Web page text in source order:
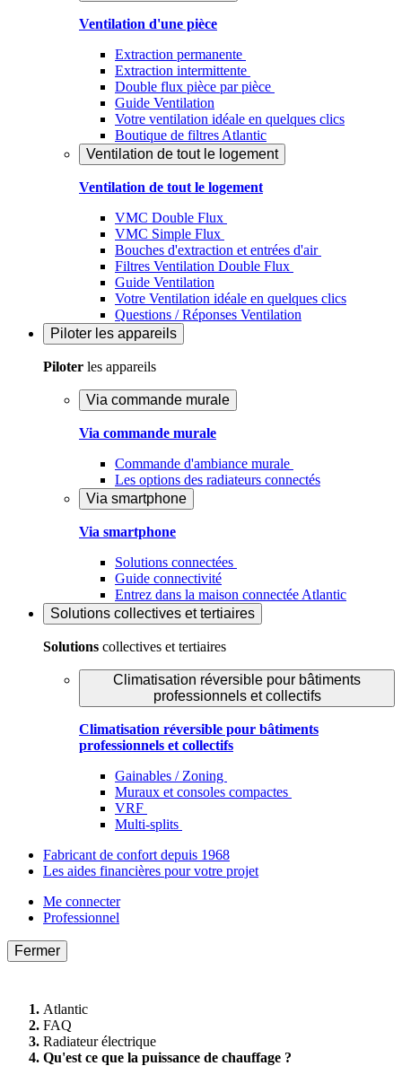
Ventilation d'une pièce
Extraction permanente
Extraction intermittente
Double flux pièce par pièce
Guide Ventilation
Votre ventilation idéale en quelques clics
Boutique de filtres Atlantic
Ventilation de tout le logement
Ventilation de tout le logement
VMC Double Flux
VMC Simple Flux
Bouches d'extraction et entrées d'air
Filtres Ventilation Double Flux
Guide Ventilation
Votre Ventilation idéale en quelques clics
Questions / Réponses Ventilation
Piloter les appareils
Piloter les appareils
Via commande murale
Via commande murale
Commande d'ambiance murale
Les options des radiateurs connectés
Via smartphone
Via smartphone
Solutions connectées
Guide connectivité
Entrez dans la maison connectée Atlantic
Solutions collectives et tertiaires
Solutions collectives et tertiaires
Climatisation réversible pour bâtiments
professionnels et collectifs
Climatisation réversible pour bâtiments
professionnels et collectifs
Gainables / Zoning
Muraux et consoles compactes
VRF
Multi-splits
Fabricant de confort depuis 1968
Les aides financières pour votre projet
Me connecter
Professionnel
Fermer
Atlantic
FAQ
Radiateur électrique
Qu'est ce que la puissance de chauffage ?